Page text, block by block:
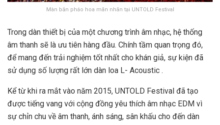
Màn bắn pháo hoa mãn nhãn tại UNTOLD Festival
Trong dàn thiết bị của một chương trình âm nhạc, hệ thống
âm thanh sẽ là ưu tiên hàng đầu. Chính tầm quan trọng đó,
để mang đến trải nghiệm tốt nhất cho khán giả, sự kiện đã
sử dụng số lượng rất lớn dàn loa L- Acoustic .
Kể từ khi ra mắt vào năm 2015, UNTOLD Festival đã tạo
được tiếng vang với cộng đồng yêu thích âm nhạc EDM vì
sự chỉn chu về âm thanh, ánh sáng, sân khấu cho đến dàn